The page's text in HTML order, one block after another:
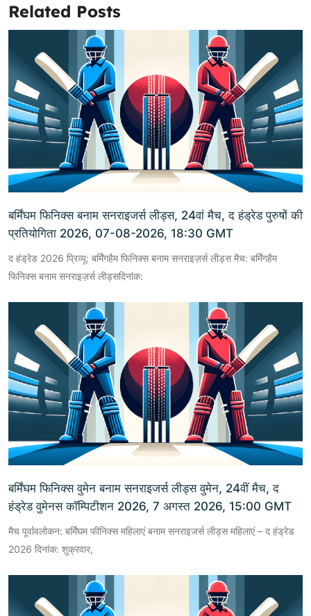
Related Posts
बर्मिंघम फिनिक्स बनाम सनराइजर्स लीड्स, 24वां मैच, द हंड्रेड पुरुषों की
प्रतियोगिता 2026, 07-08-2026, 18:30 GMT
द हंड्रेड 2026 प्रिव्यू: बर्मिंगहैम फिनिक्स बनाम सनराइज़र्स लीड्स मैच: बर्मिंगहैम
फिनिक्स बनाम सनराइज़र्स लीड्सदिनांक:
बर्मिंघम फिनिक्स वुमेन बनाम सनराइजर्स लीड्स वुमेन, 24वीं मैच, द
हंड्रेड वुमेनस कॉम्पिटीशन 2026, 7 अगस्त 2026, 15:00 GMT
मैच पूर्वावलोकन: बर्मिंघम फीनिक्स महिलाएं बनाम सनराइजर्स लीड्स महिलाएं – द हंड्रेड
2026 दिनांक: शुक्रवार,